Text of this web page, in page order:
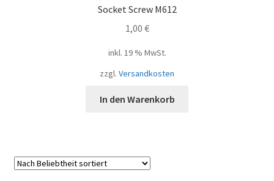
Socket Screw M612
1,00 €
inkl. 19 % MwSt.
zzgl. Versandkosten
In den Warenkorb